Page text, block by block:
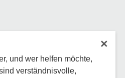
×
und wer helfen möchte,
verständnisvolle,